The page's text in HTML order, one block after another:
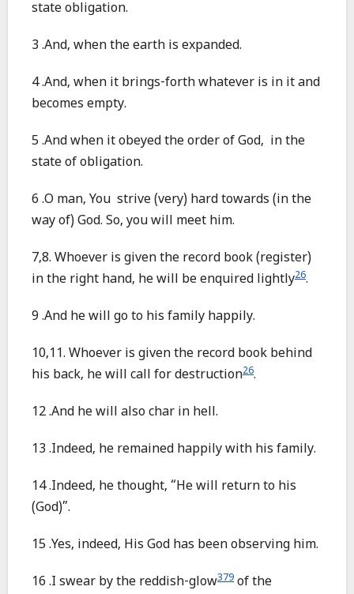
state obligation.
3 .And, when the earth is expanded.
4 .And, when it brings-forth whatever is in it and
becomes empty.
5 .And when it obeyed the order of God, in the
state of obligation.
6 .O man, You strive (very) hard towards (in the
way of) God. So, you will meet him.
7,8. Whoever is given the record book (register)
in the right hand, he will be enquired lightly26.
9 .And he will go to his family happily.
10,11. Whoever is given the record book behind
his back, he will call for destruction26.
12 .And he will also char in hell.
13 .Indeed, he remained happily with his family.
14 .Indeed, he thought, “He will return to his
(God)”.
15 .Yes, indeed, His God has been observing him.
16 .I swear by the reddish-glow379 of the